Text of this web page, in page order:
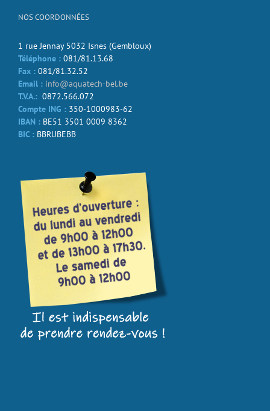
NOS COORDONNÉES
1 rue Jennay 5032 Isnes (Gembloux)
Téléphone : 081/81.13.68
Fax : 081/81.32.52
Email : info@aquatech-bel.be
T.V.A.: 0872.566.072
Compte ING : 350-1000983-62
IBAN : BE51 3501 0009 8362
BIC : BBRUBEBB